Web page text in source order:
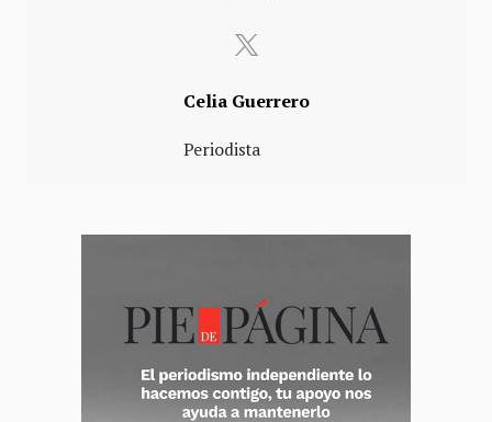
Celia Guerrero
Periodista